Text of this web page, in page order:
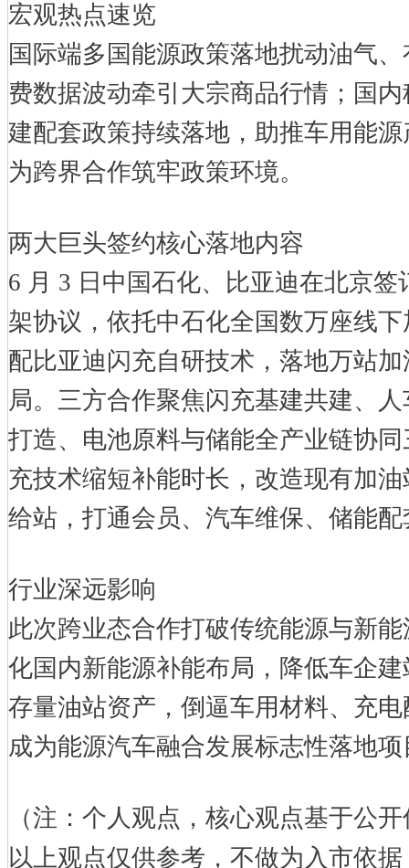
宏观热点速览
国际端多国能源政策落地扰动油气
费数据波动牵引大宗商品行情；国
建配套政策持续落地，助推车用能
为跨界合作筑牢政策环境。
两大巨头签约核心落地内容
6 月 3 日中国石化、比亚迪在北京签
架协议，依托中石化全国数万座线
配比亚迪闪充自研技术，落地万站
局。三方合作聚焦闪充基建共建、
打造、电池原料与储能全产业链协
充技术缩短补能时长，改造现有加
给站，打通会员、汽车维保、储能
行业深远影响
此次跨业态合作打破传统能源与新
化国内新能源补能布局，降低车企
存量油站资产，倒逼车用材料、充
成为能源汽车融合发展标志性落地项
（注：个人观点，核心观点基于公
以上观点仅供参考，不做为入市依据